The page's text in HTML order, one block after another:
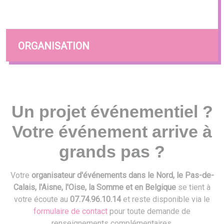
ORGANISATION
Un projet événementiel ?
Votre événement arrive à
grands pas ?
Votre organisateur d'événements dans le Nord, le Pas-de-
Calais, l'Aisne, l'Oise, la Somme et en Belgique se tient à
votre écoute au 07.74.96.10.14et reste disponible via le
formulaire de contact pour toute demande de